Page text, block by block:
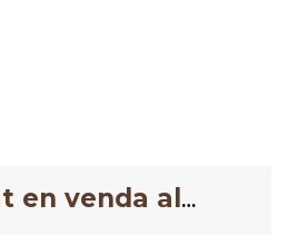
en venda al